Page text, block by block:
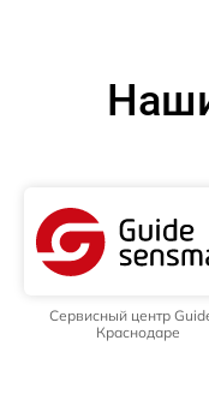
Сервисный центр
Краснодаре